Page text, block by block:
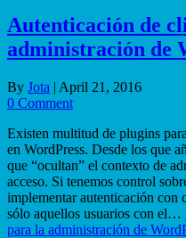
Autenticación de
administración de
By Jota | April 21, 2016
0 Comment
Existen multitud de plugins
en WordPress. Desde los que
que “ocultan” el contexto de
acceso. Si tenemos control
implementar autenticación con
sólo aquellos usuarios con el…
para la administración de